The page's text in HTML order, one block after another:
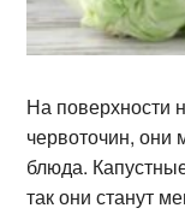
На поверхности
червоточин, они
блюда.
так они станут